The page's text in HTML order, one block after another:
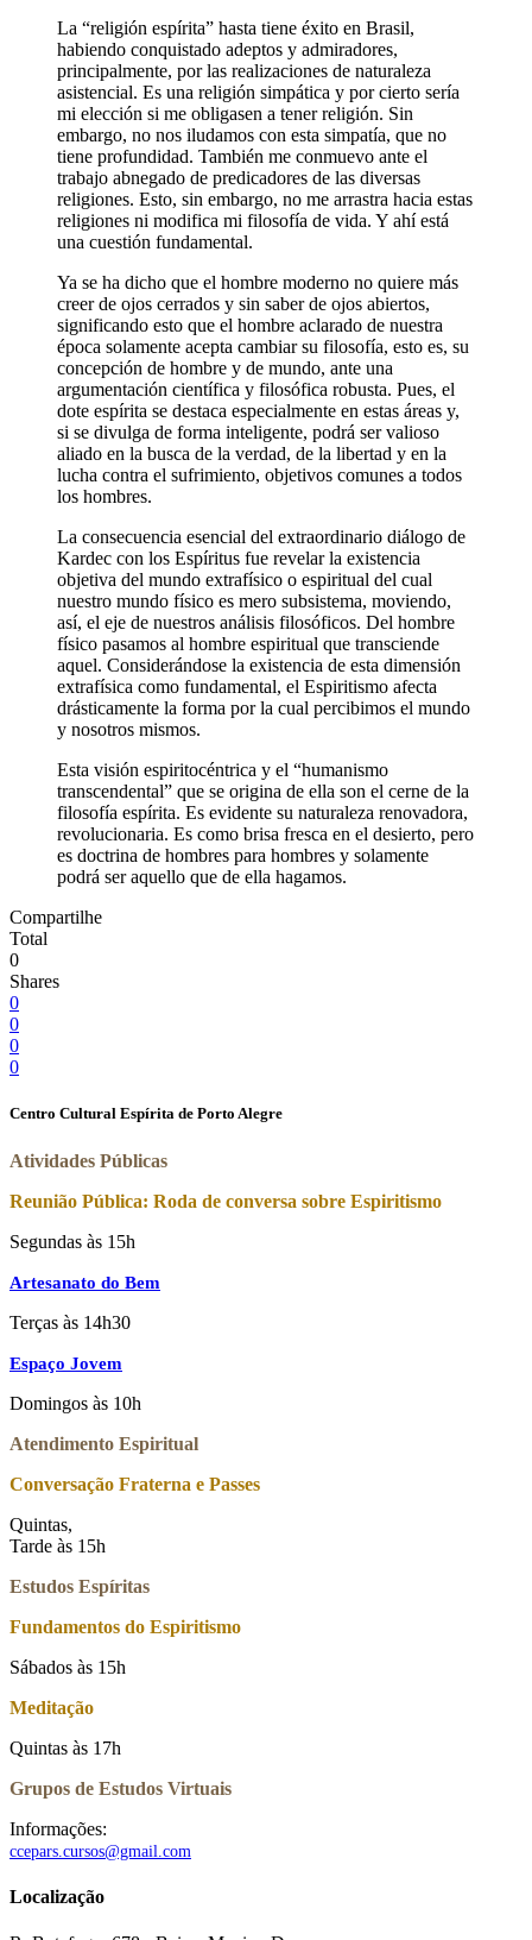
La “religión espírita” hasta tiene éxito en Brasil,
habiendo conquistado adeptos y admiradores,
principalmente, por las realizaciones de naturaleza
asistencial. Es una religión simpática y por cierto sería
mi elección si me obligasen a tener religión. Sin
embargo, no nos iludamos con esta simpatía, que no
tiene profundidad. También me conmuevo ante el
trabajo abnegado de predicadores de las diversas
religiones. Esto, sin embargo, no me arrastra hacia estas
religiones ni modifica mi filosofía de vida. Y ahí está
una cuestión fundamental.
Ya se ha dicho que el hombre moderno no quiere más
creer de ojos cerrados y sin saber de ojos abiertos,
significando esto que el hombre aclarado de nuestra
época solamente acepta cambiar su filosofía, esto es, su
concepción de hombre y de mundo, ante una
argumentación científica y filosófica robusta. Pues, el
dote espírita se destaca especialmente en estas áreas y,
si se divulga de forma inteligente, podrá ser valioso
aliado en la busca de la verdad, de la libertad y en la
lucha contra el sufrimiento, objetivos comunes a todos
los hombres.
La consecuencia esencial del extraordinario diálogo de
Kardec con los Espíritus fue revelar la existencia
objetiva del mundo extrafísico o espiritual del cual
nuestro mundo físico es mero subsistema, moviendo,
así, el eje de nuestros análisis filosóficos. Del hombre
físico pasamos al hombre espiritual que transciende
aquel. Considerándose la existencia de esta dimensión
extrafísica como fundamental, el Espiritismo afecta
drásticamente la forma por la cual percibimos el mundo
y nosotros mismos.
Esta visión espiritocéntrica y el “humanismo
transcendental” que se origina de ella son el cerne de la
filosofía espírita. Es evidente su naturaleza renovadora,
revolucionaria. Es como brisa fresca en el desierto, pero
es doctrina de hombres para hombres y solamente
podrá ser aquello que de ella hagamos.
Compartilhe
Total
0
Shares
0
0
0
0
Centro Cultural Espírita de Porto Alegre
Atividades Públicas
Reunião Pública: Roda de conversa sobre Espiritismo
Segundas às 15h
Artesanato do Bem
Terças às 14h30
Espaço Jovem
Domingos às 10h
Atendimento Espiritual
Conversação Fraterna e Passes
Quintas,
Tarde às 15h
Estudos Espíritas
Fundamentos do Espiritismo
Sábados às 15h
Meditação
Quintas às 17h
Grupos de Estudos Virtuais
Informações:
ccepars.cursos@gmail.com
Localização